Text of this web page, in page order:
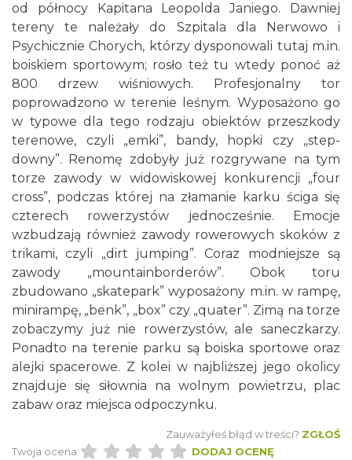
od północy Kapitana Leopolda Janiego. Dawniej
tereny te należały do Szpitala dla Nerwowo i
Psychicznie Chorych, którzy dysponowali tutaj m.in.
boiskiem sportowym; rosło też tu wtedy ponoć aż
800 drzew wiśniowych. Profesjonalny tor
poprowadzono w terenie leśnym. Wyposażono go
w typowe dla tego rodzaju obiektów przeszkody
terenowe, czyli „emki”, bandy, hopki czy „step-
downy”. Renomę zdobyły już rozgrywane na tym
torze zawody w widowiskowej konkurencji „four
cross”, podczas której na złamanie karku ściga się
czterech rowerzystów jednocześnie. Emocje
wzbudzają również zawody rowerowych skoków z
trikami, czyli „dirt jumping”. Coraz modniejsze są
zawody „mountainborderów”. Obok toru
zbudowano „skatepark” wyposażony m.in. w rampę,
minirampę, „benk”, „box” czy „quater”. Zimą na torze
zobaczymy już nie rowerzystów, ale saneczkarzy.
Ponadto na terenie parku są boiska sportowe oraz
alejki spacerowe. Z kolei w najbliższej jego okolicy
znajduje się siłownia na wolnym powietrzu, plac
zabaw oraz miejsca odpoczynku.
Zauważyłeś błąd w treści? ZGŁOŚ
Twoja ocena:
DODAJ OCENĘ